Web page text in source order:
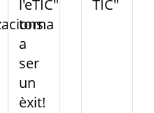
l'eTIC"
torna
a
ser
un
èxit!
TIC"